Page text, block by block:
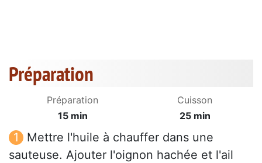
Préparation
Préparation
15 min
Cuisson
25 min
Mettre l'huile à chauffer dans une
sauteuse. Ajouter l'oignon hachée et l'ail